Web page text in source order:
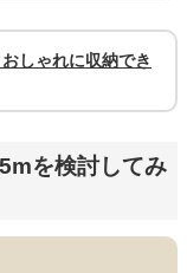
しゃれに収納でき
を検討してみ